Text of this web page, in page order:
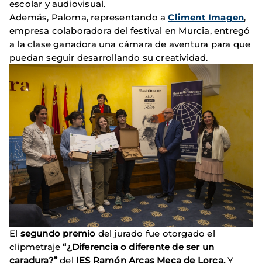
escolar y audiovisual.
Además, Paloma, representando aCliment Imagen,
empresa colaboradora del festival en Murcia, entregó
a la clase ganadora una cámara de aventura para que
puedan seguir desarrollando su creatividad.
El segundo premio del jurado fue otorgado el
clipmetraje “¿Diferencia o diferente de ser un
caradura?”del IES Ramón Arcas Meca de Lorca.Y